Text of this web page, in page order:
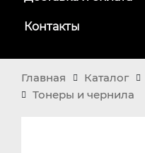
Контакты
Главная Каталог
Тонеры и чернила